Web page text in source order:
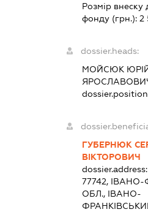
Розмір внеску
фонду (грн.): 2
dossier.heads:
МОЙСЮК
ГУБЕРНЮК
ВІКТОРОВИЧ
dossier.address:
77742,
ОБЛ., ІВАНО-